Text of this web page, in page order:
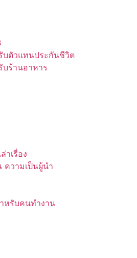
บตัวแทนประกันชีวิต
บร้านอาหาร
าเรื่อง
ความเป็นผู้นำ
หรับคนทำงาน